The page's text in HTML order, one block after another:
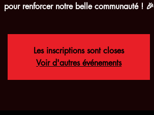
pour renforcer notre belle communauté ! 🎉
Les inscriptions sont closes
Voir d'autres événements